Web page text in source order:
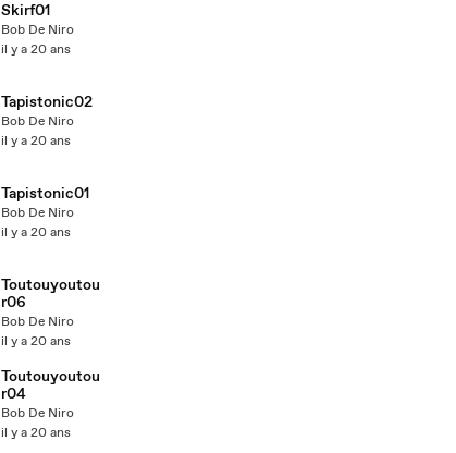
Skirf01
Bob De Niro
il y a 20 ans
Tapistonic02
Bob De Niro
il y a 20 ans
Tapistonic01
Bob De Niro
il y a 20 ans
Toutouyoutou
r06
Bob De Niro
il y a 20 ans
Toutouyoutou
r04
Bob De Niro
il y a 20 ans